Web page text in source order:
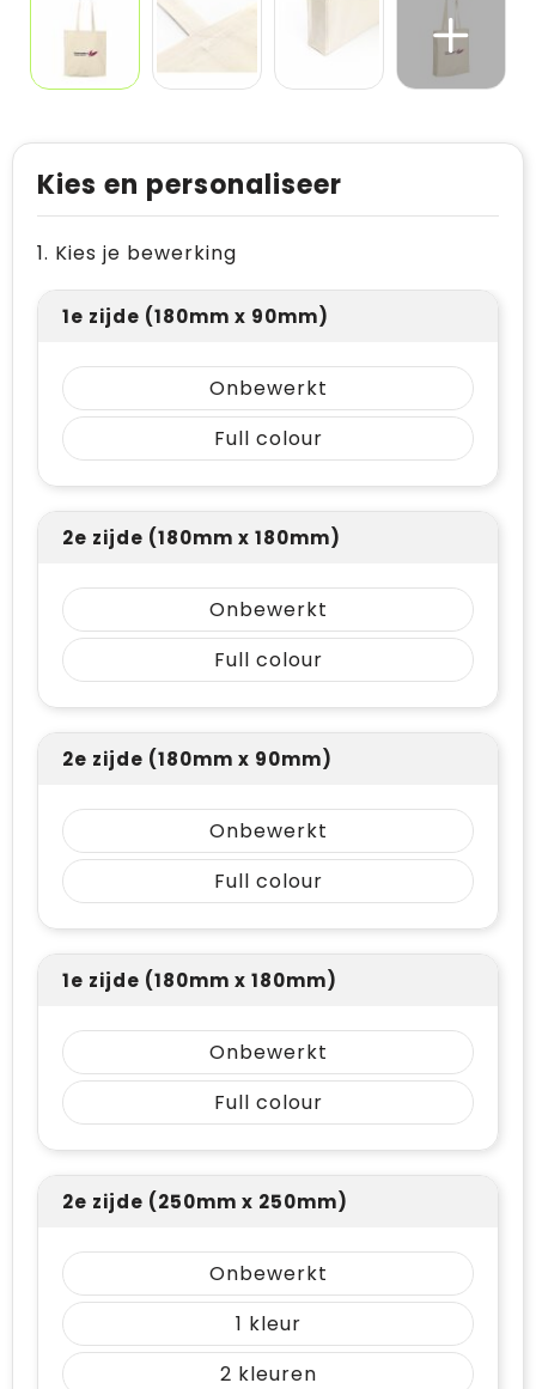
Kies en personaliseer
1. Kies je bewerking
1e zijde (180mm x 90mm)
Onbewerkt
Full colour
2e zijde (180mm x 180mm)
Onbewerkt
Full colour
2e zijde (180mm x 90mm)
Onbewerkt
Full colour
1e zijde (180mm x 180mm)
Onbewerkt
Full colour
2e zijde (250mm x 250mm)
Onbewerkt
1
2